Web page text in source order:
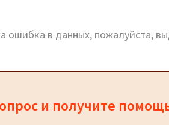
ошибка в данных, пожалуйста,
и получите